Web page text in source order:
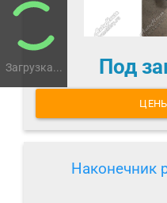
Загрузка... Под
Наконечник